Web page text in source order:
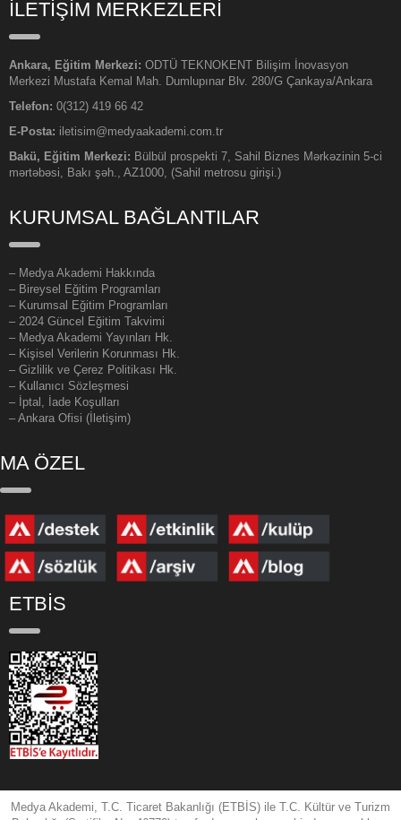
İLETİŞİM MERKEZLERİ
Ankara, Eğitim Merkezi: ODTÜ TEKNOKENT Bilişim İnovasyon
Merkezi Mustafa Kemal Mah. Dumlupınar Blv. 280/G Çankaya/Ankara
Telefon: 0(312) 419 66 42
E-Posta: iletisim@medyaakademi.com.tr
Bakü, Eğitim Merkezi: Bülbül prospekti 7, Sahil Biznes Mərkəzinin 5-ci
mərtəbəsi, Bakı şəh., AZ1000, (Sahil metrosu girişi.)
KURUMSAL BAĞLANTILAR
– Medya Akademi Hakkında
– Bireysel Eğitim Programları
– Kurumsal Eğitim Programları
– 2024 Güncel Eğitim Takvimi
– Medya Akademi Yayınları Hk.
– Kişisel Verilerin Korunması Hk.
– Gizlilik ve Çerez Politikası Hk.
– Kullanıcı Sözleşmesi
– İptal, İade Koşulları
– Ankara Ofisi (İletişim)
MA ÖZEL
ETBİS
Medya Akademi, T.C. Ticaret Bakanlığı (ETBİS) ile T.C. Kültür ve Turizm